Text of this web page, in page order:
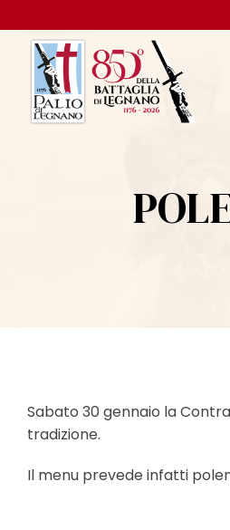
Sabato 30 gennaio la
tradizione.
Il menu prevede infatti